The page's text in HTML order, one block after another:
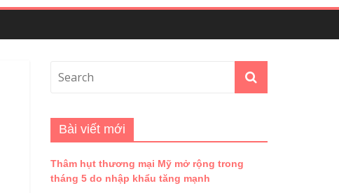
Bài viết mới
Thâm hụt thương mại Mỹ mở rộng trong
tháng 5 do nhập khẩu tăng mạnh